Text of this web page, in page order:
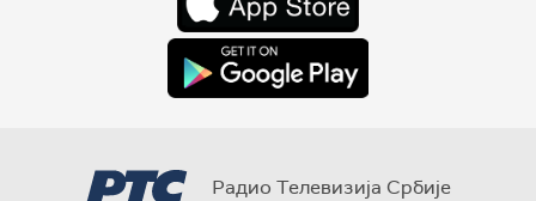
Радио Телевизија Србије